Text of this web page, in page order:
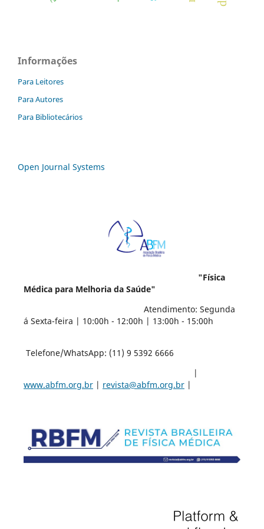
Informações
Para Leitores
Para Autores
Para Bibliotecários
Open Journal Systems
"Física
Médica para Melhoria da Saúde"
Atendimento: Segunda
á Sexta-feira | 10:00h - 12:00h | 13:00h - 15:00h
Telefone/WhatsApp: (11) 9 5392 6666
|
www.abfm.org.br| revista@abfm.org.br|